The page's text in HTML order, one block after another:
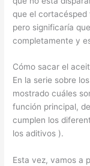
que el
pero significaría
completamente y
Cómo sacar el
En la serie sobre
mostrado cuáles
función principal,
cumplen los
los aditivos ).
Esta vez, vamos a